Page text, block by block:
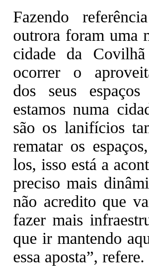
Fazendo
outrora foram uma
cidade da
ocorrer o
dos seus
estamos numa
são os lanifícios
rematar os
los, isso está a
preciso mais
não acredito que
fazer mais
que ir mantendo
essa aposta”, refere.